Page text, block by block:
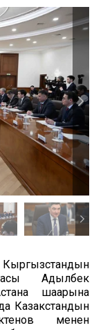
Адылбек
шаарына
Казакстандын
менен